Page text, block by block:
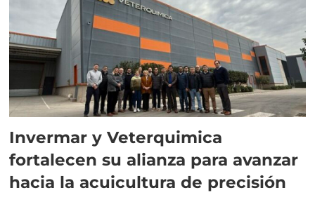
Invermar y Veterquimica
fortalecen su alianza para avanzar
hacia la acuicultura de precisión